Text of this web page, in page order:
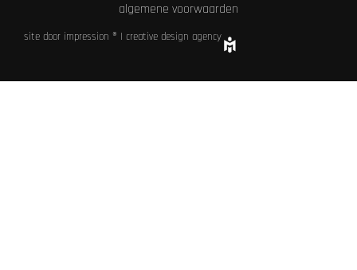
algemene voorwaarden
site door impression ® | creative design agency